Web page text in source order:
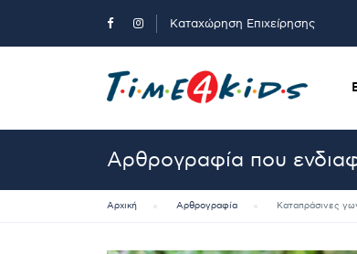
Καταχώρηση Επιχείρησης
Αρθρογραφία που
Αρχική Αρθρογραφία Καταπράσινες